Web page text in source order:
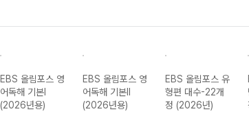
EBS 올림포스 영
어독해 기본I
(2026년용)
EBS 올림포스 영
어독해 기본II
(2026년용)
EBS 올림포스 유
형편 대수-22개
정 (2026년)